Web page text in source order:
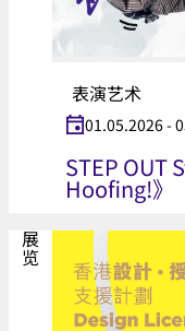
表演艺术
01.05.2026 -
STEP OUT
Hoofing!》
展览